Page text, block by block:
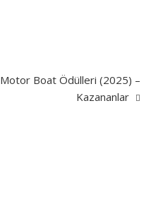
Motor Boat Ödülleri (2025) –
Kazananlar